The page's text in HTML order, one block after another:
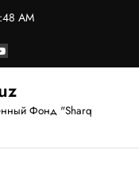
AM
Фонд "Sharq